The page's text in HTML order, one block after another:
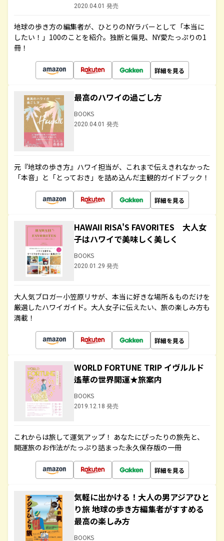
2020.04.01 発売
地球の歩き方の編集者が、ひとりのNYラバーとして「本当に
したい！」100のことを紹介。独断と偏見、NY愛たっぷりの1
冊！
詳細を見る
最高のハワイの過ごし方
BOOKS
2020.04.01 発売
元『地球の歩き方』ハワイ担当が、これまで伝えきれなかった
「本音」と「とっておき」を詰め込んだ主観的ガイドブック！
詳細を見る
HAWAII RISA'S FAVORITES 大人女
子はハワイで美味しく美しく
BOOKS
2020.01.29 発売
大人気ブロガー小笠原リサが、本当に好きな場所＆ものだけを
厳選したハワイガイド。大人女子に伝えたい、旅の楽しみ方も
満載！
詳細を見る
WORLD FORTUNE TRIP イヴルルド
遙華の世界開運★旅案内
BOOKS
2019.12.18 発売
これからは旅して運気アップ！ あなたにぴったりの旅先と、
開運旅のお作法がたっぷり詰まった永久保存版の一冊
詳細を見る
気軽に出かける！大人の男アジアひと
り旅 地球の歩き方編集者がすすめる
最高の楽しみ方
BOOKS